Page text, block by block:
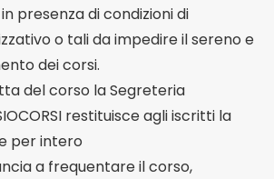
presenza di condizioni di
o tali da impedire il sereno e
dei corsi.
del corso la Segreteria
restituisce agli iscritti la
per intero
a frequentare il corso,